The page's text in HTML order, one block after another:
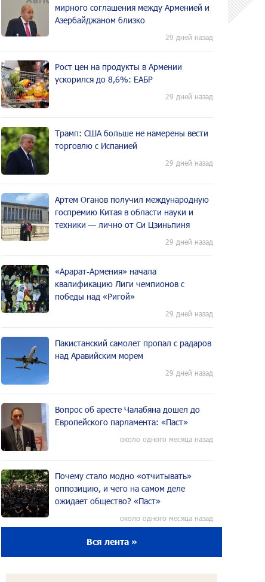
мирного соглашения между Арменией и
Азербайджаном близко
29 дней назад
Рост цен на продукты в Армении
ускорился до 8,6%: ЕАБР
29 дней назад
Трамп: США больше не намерены вести
торговлю с Испанией
29 дней назад
Артем Оганов получил международную
госпремию Китая в области науки и
техники — лично от Си Цзиньпиня
29 дней назад
«Арарат‑Армения» начала
квалификацию Лиги чемпионов с
победы над «Ригой»
29 дней назад
Пакистанский самолет пропал с радаров
над Аравийским морем
29 дней назад
Вопрос об аресте Чалабяна дошел до
Европейского парламента: «Паст»
около одного месяца назад
Почему стало модно «отчитывать»
оппозицию, и чего на самом деле
ожидает общество? «Паст»
около одного месяца назад
Ложная дилемма мандатов: почему тема
парламентского бойкота оппозиции -
Вся лента »